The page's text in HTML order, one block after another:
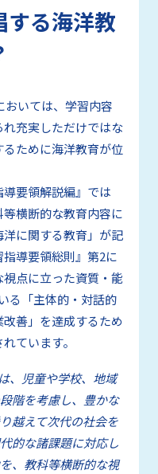
する海洋教
おいては、学習内容
充実しただけではな
ために海洋教育が位
要領解説編』では
等横断的な教育内容に
に関する教育」が記
導要領総則』第2に
点に立った資質・能
る「主体的・対話的
善」を達成するため
ています。
、児童や学校、地域
階を考慮し、豊かな
越えて次代の社会を
的な諸課題に対応し
、教科等横断的な視